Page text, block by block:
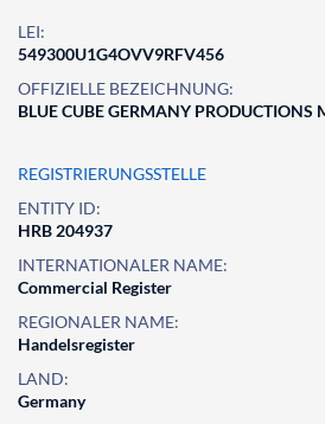
LEI:
549300U1G4OVV9RFV456
OFFIZIELLE BEZEICHNUNG:
BLUE CUBE GERMANY
REGISTRIERUNGSSTELLE
ENTITY ID:
HRB 204937
INTERNATIONALER NAME:
Commercial Register
REGIONALER NAME:
Handelsregister
LAND:
Germany